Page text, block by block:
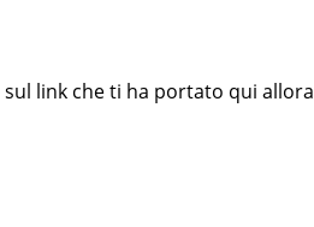
sul link che ti ha portato qui allora